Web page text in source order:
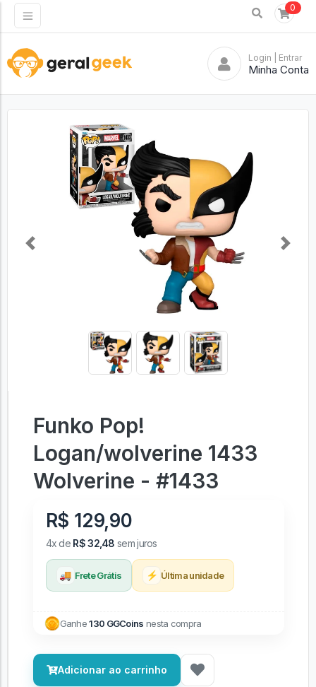
0
Login | Entrar
Minha Conta
Previous Next
Funko Pop!
Logan/wolverine 1433
Wolverine - #1433
R$ 129,90
4x de R$ 32,48 sem juros
🚚 Frete Grátis ⚡ Última unidade
Ganhe130 GGCoins nesta compra
Adicionar ao carrinho